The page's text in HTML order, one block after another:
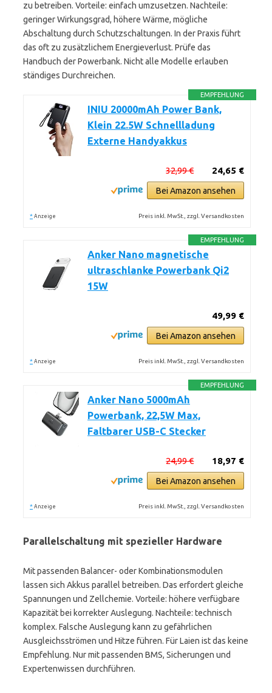
zu betreiben. Vorteile: einfach umzusetzen. Nachteile:
geringer Wirkungsgrad, höhere Wärme, mögliche
Abschaltung durch Schutzschaltungen. In der Praxis führt
das oft zu zusätzlichem Energieverlust. Prüfe das
Handbuch der Powerbank. Nicht alle Modelle erlauben
ständiges Durchreichen.
EMPFEHLUNG
INIU 20000mAh Power Bank,
Klein 22.5W Schnellladung
Externe Handyakkus
24,65 €
32,99 €
Bei Amazon ansehen
* Anzeige Preis inkl. MwSt., zzgl. Versandkosten
EMPFEHLUNG
Anker Nano magnetische
ultraschlanke Powerbank Qi2
15W
49,99 €
Bei Amazon ansehen
* Anzeige Preis inkl. MwSt., zzgl. Versandkosten
EMPFEHLUNG
Anker Nano 5000mAh
Powerbank, 22,5W Max,
Faltbarer USB-C Stecker
18,97 €
24,99 €
Bei Amazon ansehen
* Anzeige Preis inkl. MwSt., zzgl. Versandkosten
Parallelschaltung mit spezieller Hardware
Mit passenden Balancer- oder Kombinationsmodulen
lassen sich Akkus parallel betreiben. Das erfordert gleiche
Spannungen und Zellchemie. Vorteile: höhere verfügbare
Kapazität bei korrekter Auslegung. Nachteile: technisch
komplex. Falsche Auslegung kann zu gefährlichen
Ausgleichsströmen und Hitze führen. Für Laien ist das keine
Empfehlung. Nur mit passenden BMS, Sicherungen und
Expertenwissen durchführen.